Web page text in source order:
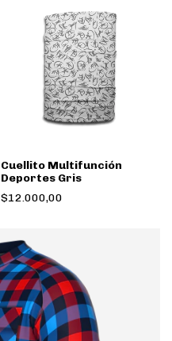
Cuellito Multifunción
Deportes Gris
$12.000,00